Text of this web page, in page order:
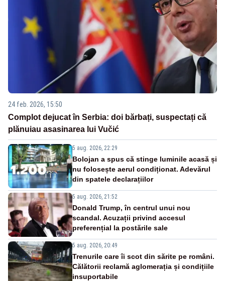
24 feb. 2026, 15:50
Complot dejucat în Serbia: doi bărbați, suspectați că
plănuiau asasinarea lui Vučić
5 aug. 2026, 22:29
Bolojan a spus că stinge luminile acasă și
nu folosește aerul condiționat. Adevărul
din spatele declarațiilor
5 aug. 2026, 21:52
Donald Trump, în centrul unui nou
scandal. Acuzații privind accesul
preferențial la postările sale
5 aug. 2026, 20:49
Trenurile care îi scot din sărite pe români.
Călătorii reclamă aglomerația și condițiile
insuportabile